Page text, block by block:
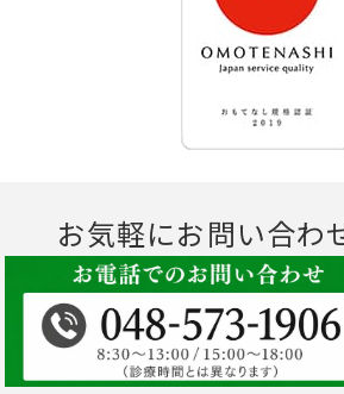
お気軽にお問い合わ